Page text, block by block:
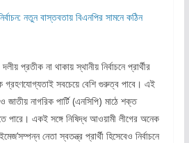
নতুন বাস্তবতায় বিএনপির সামনে কঠিন
প্রতীক না থাকায় স্থানীয় নির্বাচনে প্রার্থীর
গ্রহণযোগ্যতাই সবচেয়ে বেশি গুরুত্ব পাবে। এই
জাতীয় নাগরিক পার্টি (এনসিপি) মাঠে শক্ত
পারে। একই সঙ্গে নিষিদ্ধ আওয়ামী লীগের অনেক
নেতা স্বতন্ত্র প্রার্থী হিসেবেও নির্বাচনে